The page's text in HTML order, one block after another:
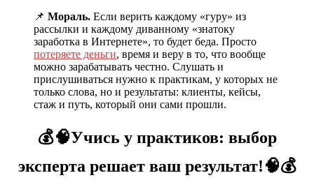
📌 Мораль. Если верить каждому «гуру» из
рассылки и каждому диванному «знатоку
заработка в Интернете», то будет беда. Просто
потеряете деньги, время и веру в то, что вообще
можно зарабатывать честно. Слушать и
прислушиваться нужно к практикам, у которых не
только слова, но и результаты: клиенты, кейсы,
стаж и путь, который они сами прошли.
💰🧠Учись у практиков: выбор
эксперта решает ваш результат!🧠💰